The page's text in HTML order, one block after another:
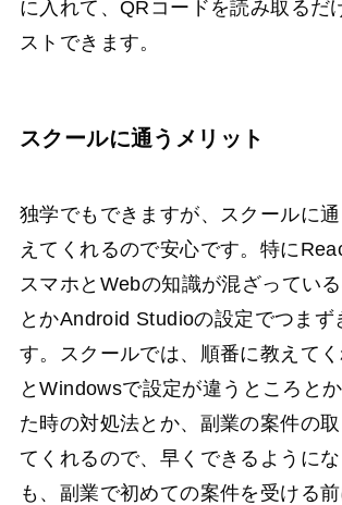
に入れて、QRコードを読み取るだ
ストできます。
スクールに通うメリット
独学でもできますが、スクールに
えてくれるので安心です。特に
スマホとWebの知識が混ざってい
とかAndroid Studioの設定でつまず
す。スクールでは、順番に教えて
とWindowsで設定が違うところと
た時の対処法とか、副業の案件の取
てくれるので、早くできるように
も、副業で初めての案件を受ける